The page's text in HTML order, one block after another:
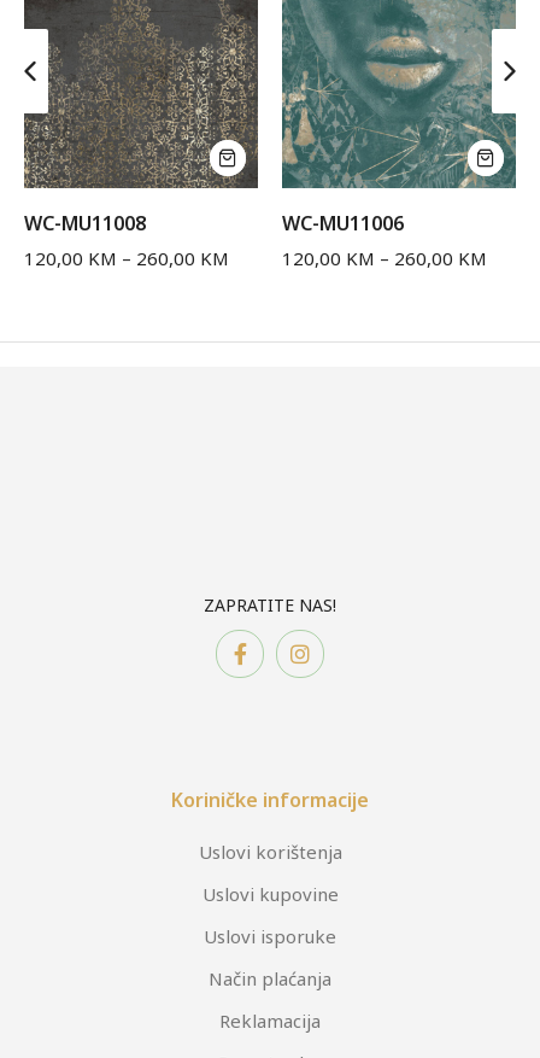
WC-MU11008
120,00 KM – 260,00 KM
WC-MU11006
120,00 KM – 260,00 KM
ZAPRATITE NAS!
Koriničke informacije
Uslovi korištenja
Uslovi kupovine
Uslovi isporuke
Način plaćanja
Reklamacija